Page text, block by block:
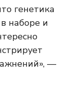
генетика
наборе и
—